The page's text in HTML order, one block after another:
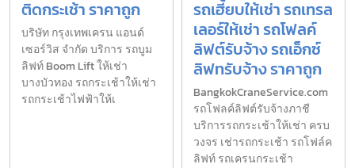
ติดกระเช้า ราคาถูก
บริษัท กรุงเทพเครน แอนด์
เซอร์วิส จำกัด บริการ รถบูม
ลิฟท์ Boom Lift ให้เช่า
บางบัวทอง รถกระเช้าให้เช่า
รถกระเช้าไฟฟ้าให้เ
รถเฮี้ยบให้เช่า รถเทรล
เลอร์ให้เช่า รถโฟลค์
ลิฟต์รับจ้าง รถเอ็กซ์
ลิฟทรับจ้าง ราคาถูก
BangkokCraneService.com
รถโฟลค์ลิฟต์รับจ้างภาชี
บริการรถกระเช้าให้เช่า ครบ
วงจร เช่ารถกระเช้า รถโฟล์ค
ลิฟท์ รถเครนกระเช้า